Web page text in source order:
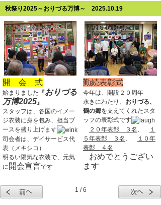
秋祭り2025～おりづる万博～ 2025.10.19
開 会 式
始まりました 『おりづる
万博2025』
スタッフは、各国のイメー
ジ衣装に身を包み、担当ブ
ースを盛り上げます
司会者は、デイサービス代
表（メキシコ）
明るい陽気な衣装で、元気
に 開会宣言です
勤続表彰式
今年は、開設２０周年
永きにわたり、 おりづる、
鶴の郷を支えてくれたスタ
ッフの表彰式です
２０年表彰 ３名 、
１
５年表彰 ３名 、
１０年
表彰 ４名
おめでとうござい
ます
1 / 6